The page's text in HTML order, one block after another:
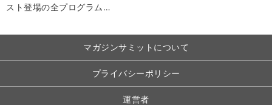
スト登場の全プログラム…
マガジンサミットについて
プライバシーポリシー
運営者